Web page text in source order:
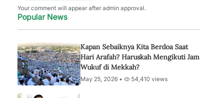
Your comment will appear after admin approval.
Popular News
Kapan Sebaiknya Kita Berdoa Saat
Hari Arafah? Haruskah Mengikuti Jam
Wukuf di Mekkah?
May 25, 2026 • 54,410 views